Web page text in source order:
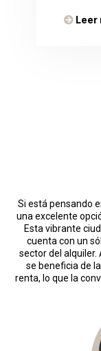
Leer
Si está pensando
una excelente
Esta vibrante
cuenta con un
sector del alquiler.
se beneficia de
renta, lo que la